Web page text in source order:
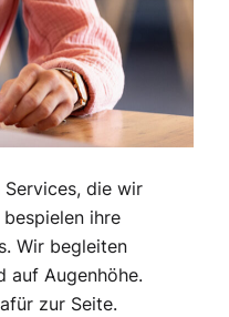
die wir
ihre
Wir begleiten
auf Augenhöhe.
zur Seite.